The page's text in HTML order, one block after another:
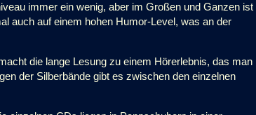
immer ein wenig, aber im Großen und Ganzen ist
auch auf einem hohen Humor-Level, was an der
die lange Lesung zu einem Hörerlebnis, das man
der Silberbände gibt es zwischen den einzelnen